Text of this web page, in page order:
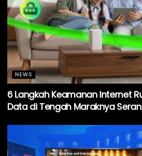
NEWS
6 Langkah Keamanan Internet
Data di Tengah Maraknya